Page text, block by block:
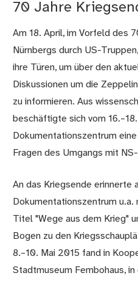
70 Jahre
Am 18. April, im Vorfeld des
Nürnbergs durch US-
ihre Türen, um über den
Diskussionen um die
zu informieren. Aus
beschäftigte sich vom
Dokumentationszentrum
Fragen des Umgangs mit
An das Kriegsende erinnerte
Dokumentationszentrum
Titel "Wege aus dem Krieg"
Bogen zu den
8.–10. Mai 2015 fand in
Stadtmuseum Fembohaus,